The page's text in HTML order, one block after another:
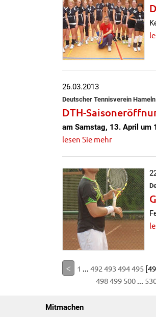
26.03.2013
Deutscher Tennisverein
DTH-
am Samstag, 13. April um
lesen Sie mehr
< 1 ... 492 493494495
498499 500 ...
Mitmachen